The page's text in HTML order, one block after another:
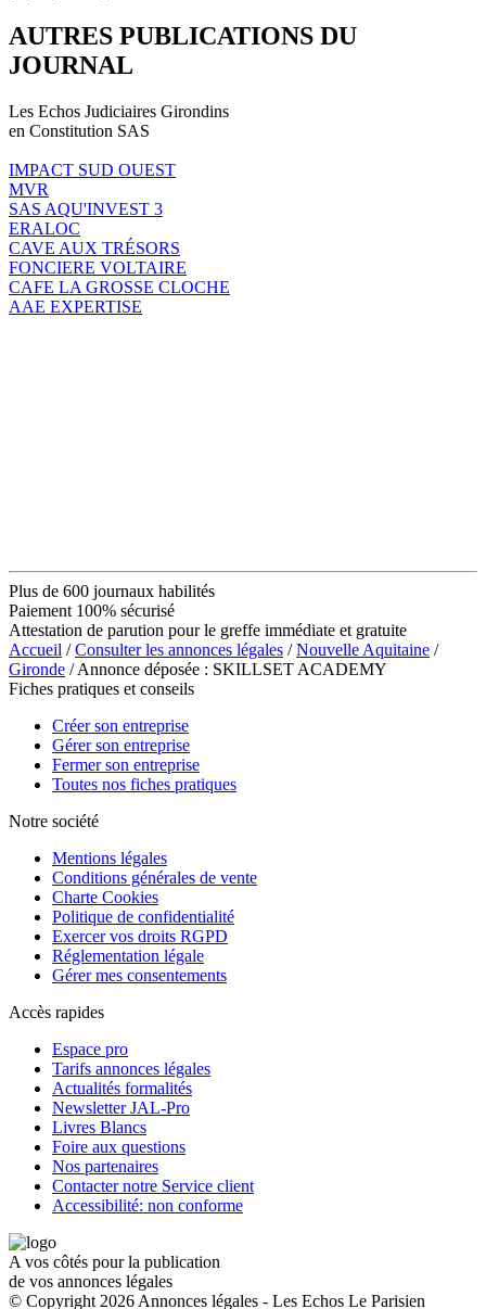
AUTRES PUBLICATIONS DU
JOURNAL
Les Echos Judiciaires Girondins
en Constitution SAS
IMPACT SUD OUEST
MVR
SAS AQU'INVEST 3
ERALOC
CAVE AUX TRÉSORS
FONCIERE VOLTAIRE
CAFE LA GROSSE CLOCHE
AAE EXPERTISE
Plus de 600 journaux habilités
Paiement 100% sécurisé
Attestation de parution pour le greffe immédiate et gratuite
Accueil /Consulter les annonces légales /Nouvelle Aquitaine /
Gironde / Annonce déposée : SKILLSET ACADEMY
Fiches pratiques et conseils
Créer son entreprise
Gérer son entreprise
Fermer son entreprise
Toutes nos fiches pratiques
Notre société
Mentions légales
Conditions générales de vente
Charte Cookies
Politique de confidentialité
Exercer vos droits RGPD
Réglementation légale
Gérer mes consentements
Accès rapides
Espace pro
Tarifs annonces légales
Actualités formalités
Newsletter JAL-Pro
Livres Blancs
Foire aux questions
Nos partenaires
Contacter notre Service client
Accessibilité: non conforme
A vos côtés pour la publication
de vos annonces légales
© Copyright 2026 Annonces légales - Les Echos Le Parisien